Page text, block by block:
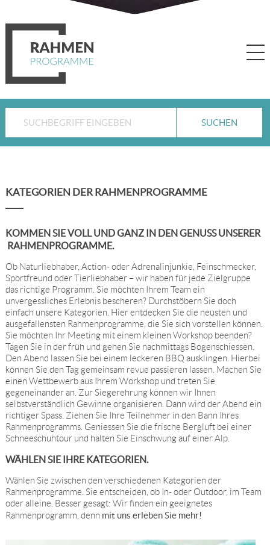
KATEGORIEN DER RAHMENPROGRAMME
KOMMEN SIE VOLL UND GANZ IN DEN GENUSS UNSERER
RAHMENPROGRAMME.
Ob Naturliebhaber, Action- oder Adrenalinjunkie, Feinschmecker,
Sportfreund oder Tierliebhaber – wir haben für jede Zielgruppe
das richtige Programm. Sie möchten Ihrem Team ein
unvergessliches Erlebnis bescheren? Durchstöbern Sie doch
einfach unsere Kategorien. Hier entdecken Sie die neusten und
ausgefallensten Rahmenprogramme, die Sie sich vorstellen können.
Sie möchten Ihr Meeting mit einem kleinen Workshop beenden?
Tagen Sie in der früh und gehen Sie nachmittags Bogenschiessen.
Den Abend lassen Sie bei einem leckeren BBQ ausklingen. Hierbei
können Sie den Tag gemeinsam revue passieren lassen. Machen Sie
einen Wettbewerb aus Ihrem Workshop und treten Sie
gegeneinander an. Zur Siegerehrung können wir Ihnen
selbstverständlich Gewinne organisieren. Dann wird der Abend ein
richtiger Spass. Ziehen Sie Ihre Teilnehmer in den Bann Ihres
Rahmenprogramms. Geniessen Sie die frische Bergluft bei einer
Schneeschuhtour und halten Sie Einschwung auf einer Alp.
WÄHLEN SIE IHRE KATEGORIEN.
Wählen Sie zwischen den verschiedenen Kategorien der
Rahmenprogramme. Sie entscheiden, ob In- oder Outdoor, im Team
oder alleine. Besser gesagt: Wir finden ein geeignetes
Rahmenprogramm, denn mit uns erleben Sie mehr!